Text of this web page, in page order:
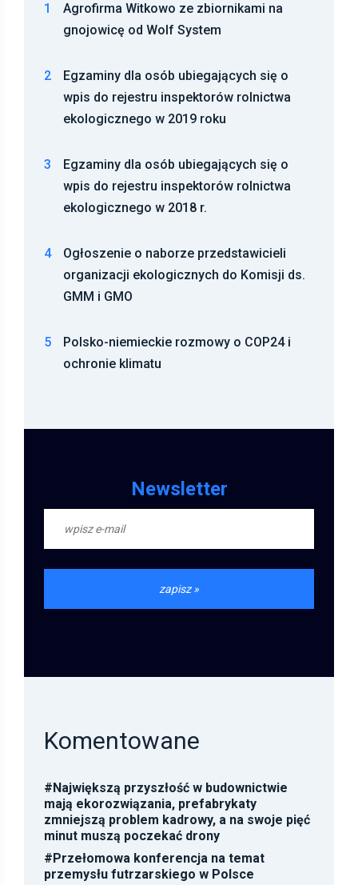
1
Agrofirma Witkowo ze zbiornikami na
gnojowicę od Wolf System
2
Egzaminy dla osób ubiegających się o
wpis do rejestru inspektorów rolnictwa
ekologicznego w 2019 roku
3
Egzaminy dla osób ubiegających się o
wpis do rejestru inspektorów rolnictwa
ekologicznego w 2018 r.
4
Ogłoszenie o naborze przedstawicieli
organizacji ekologicznych do Komisji ds.
GMM i GMO
5
Polsko-niemieckie rozmowy o COP24 i
ochronie klimatu
Newsletter
Komentowane
#Największą przyszłość w budownictwie
mają ekorozwiązania, prefabrykaty
zmniejszą problem kadrowy, a na swoje pięć
minut muszą poczekać drony
#Przełomowa konferencja na temat
przemysłu futrzarskiego w Polsce